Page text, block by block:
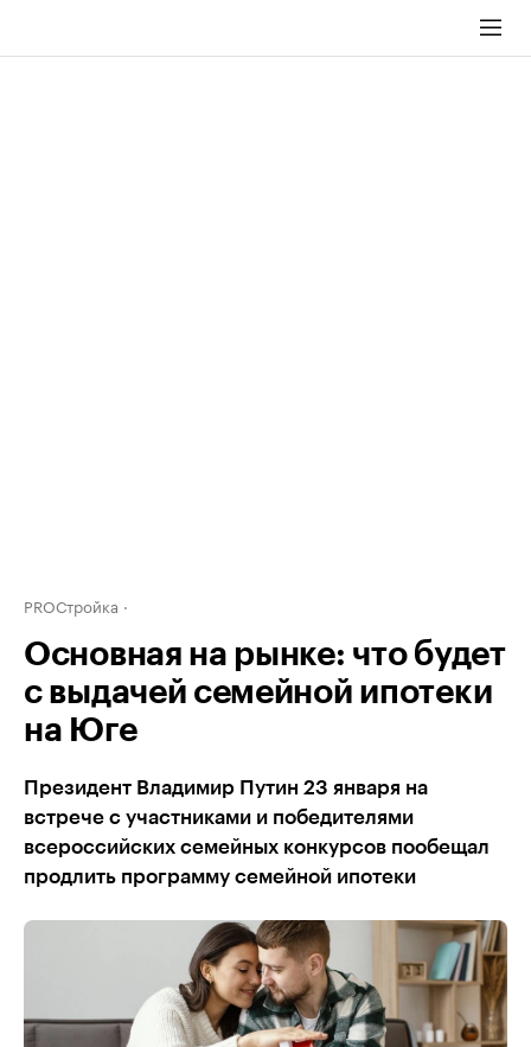
PROСтройка
Основная на рынке: что будет
с выдачей семейной ипотеки
на Юге
Президент Владимир Путин 23 января на
встрече с участниками и победителями
всероссийских семейных конкурсов пообещал
продлить программу семейной ипотеки